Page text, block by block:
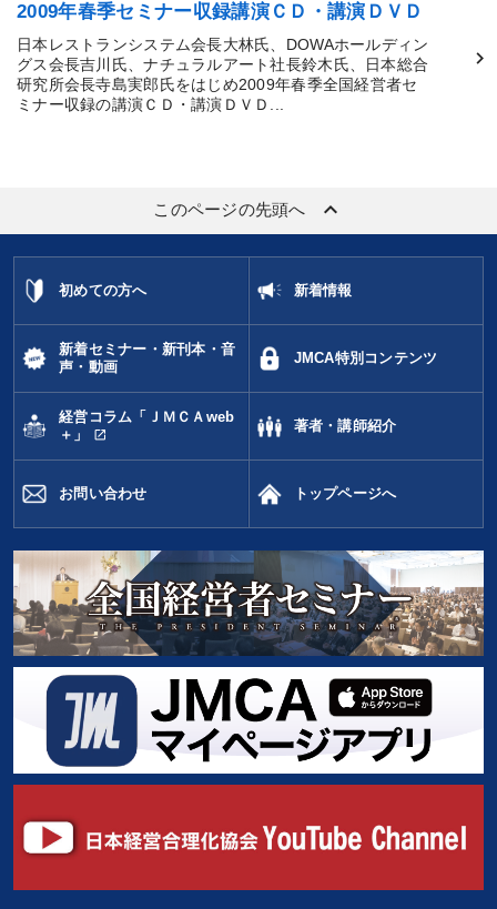
2009年春季セミナー収録講演ＣＤ・講演ＤＶＤ
日本レストランシステム会長大林氏、DOWAホールディン
グス会長吉川氏、ナチュラルアート社長鈴木氏、日本総合
研究所会長寺島実郎氏をはじめ2009年春季全国経営者セ
ミナー収録の講演ＣＤ・講演ＤＶＤ...
このページの先頭へ keyboard_arrow_up
初めての方へ 新着情報
新着セミナー・新刊本・音
声・動画
JMCA特別コンテンツ
経営コラム「ＪＭＣＡweb
＋」
open_in_new
著者・講師紹介
お問い合わせ トップページへ